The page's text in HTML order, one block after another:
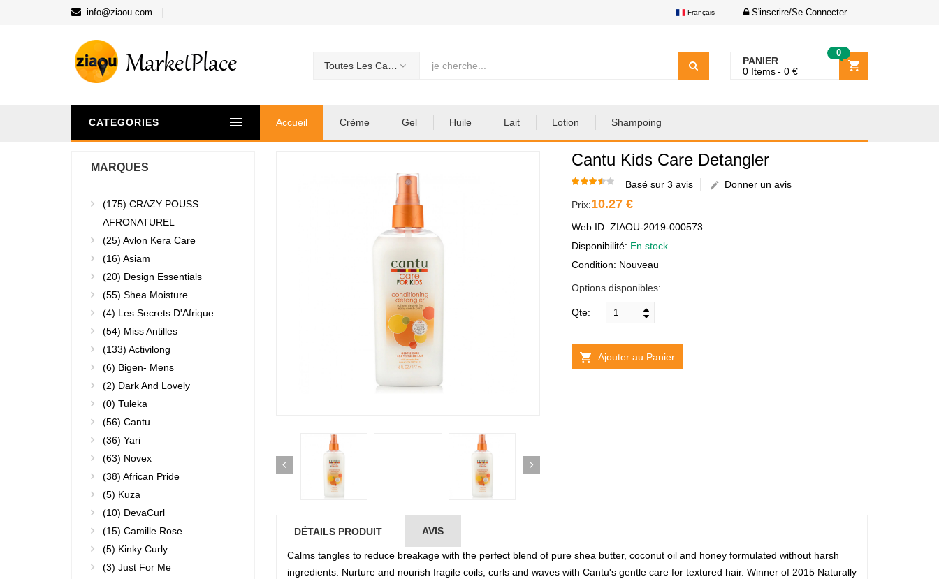
info@ziaou.com Français S'inscrire/Se Connecter
PANIER
0
0 Items 0 €
CATEGORIES Accueil Crème Gel Huile Lait Lotion Shampoing
Cantu Kids Care Detangler
Basé sur 3 avis
Donner un avis
Prix:10.27 €
Web ID: ZIAOU-2019-000573
Disponibilité: En stock
Condition: Nouveau
Options disponibles:
Qte:
Ajouter au Panier
DÉTAILS PRODUIT AVIS
Calms tangles to reduce breakage with the perfect blend of pure shea butter, coconut oil and honey formulated without harsh
ingredients. Nurture and nourish fragile coils, curls and waves with Cantu's gentle care for textured hair. Winner of 2015 Naturally
MARQUES
(175) CRAZY POUSS
AFRONATUREL
(25) Avlon Kera Care
(16) Asiam
(20) Design Essentials
(55) Shea Moisture
(4) Les Secrets D'Afrique
(54) Miss Antilles
(133) Activilong
(6) Bigen- Mens
(2) Dark And Lovely
(0) Tuleka
(56) Cantu
(36) Yari
(63) Novex
(38) African Pride
(5) Kuza
(10) DevaCurl
(15) Camille Rose
(5) Kinky Curly
(3) Just For Me